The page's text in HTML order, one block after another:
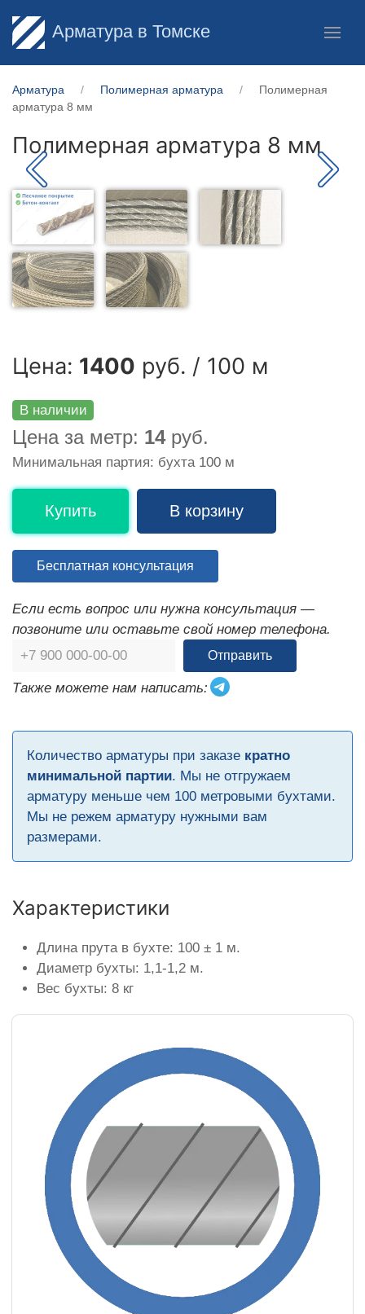
Арматура в Томске
Арматура Полимерная арматура
Полимерная
арматура 8 мм
Полимерная арматура 8 мм
Цена: 1400 руб. / 100 м
В наличии
Цена за метр: 14руб.
Минимальная партия: бухта 100 м
Купить В корзину
Бесплатная консультация
Если есть вопрос или нужна консультация —
позвоните или оставьте свой номер телефона.
Отправить
Также можете нам написать:
Количество арматуры при заказе кратно
минимальной партии. Мы не отгружаем
арматуру меньше чем 100 метровыми бухтами.
Мы не режем арматуру нужными вам
размерами.
Характеристики
Длина прута в бухте: 100 ± 1 м.
Диаметр бухты: 1,1-1,2 м.
Вес бухты: 8 кг